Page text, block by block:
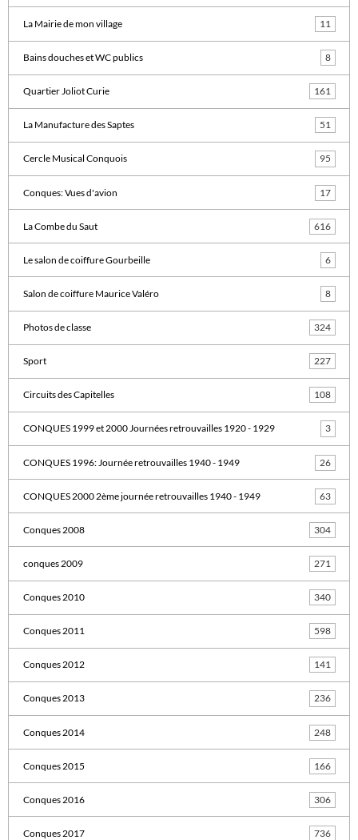
La Mairie de mon village 11
Bains douches et WC publics 8
Quartier Joliot Curie 161
La Manufacture des Saptes 51
Cercle Musical Conquois 95
Conques: Vues d'avion 17
La Combe du Saut 616
Le salon de coiffure Gourbeille 6
Salon de coiffure Maurice Valéro 8
Photos de classe 324
Sport 227
Circuits des Capitelles 108
CONQUES 1999 et 2000 Journées retrouvailles 1920 - 1929 3
CONQUES 1996: Journée retrouvailles 1940 - 1949 26
CONQUES 2000 2ème journée retrouvailles 1940 - 1949 63
Conques 2008 304
conques 2009 271
Conques 2010 340
Conques 2011 598
Conques 2012 141
Conques 2013 236
Conques 2014 248
Conques 2015 166
Conques 2016 306
Conques 2017 736